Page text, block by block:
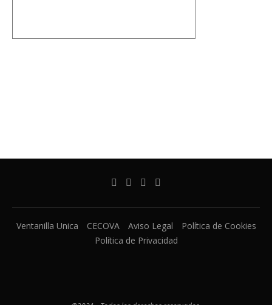
Ventanilla Unica CECOVA Aviso Legal
Política de Cookies
Política de Privacidad